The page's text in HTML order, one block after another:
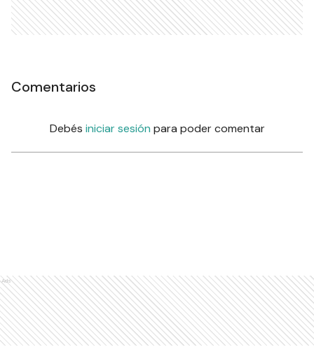
Comentarios
Debés iniciar sesión para poder comentar
Ads